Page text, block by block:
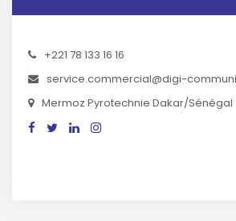
+221 78 133 16 16
service.commercial@digi-
Mermoz Pyrotechnie Dakar/Sénégal